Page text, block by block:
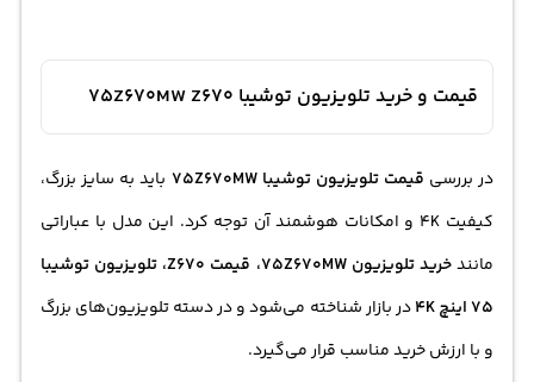
قیمت و خرید تلویزیون توشیبا 75Z670MW Z670
در بررسی قیمتتلویزیون توشیبا 75Z670MW
باید به سایز بزرگ،
کیفیت 4K و امکانات هوشمند آن توجه کرد. این مدل با عباراتی
مانندخرید تلویزیون
75Z670MW، قیمت Z670، تلویزیون توشیبا
75 اینچ 4K
در بازار شناخته می‌شود و در دسته تلویزیون‌های بزرگ
و با ارزش خرید مناسب قرار می‌گیرد.